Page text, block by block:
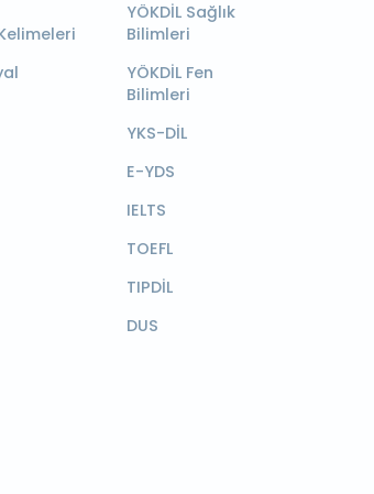
YÖKDİL Sağlık
Bilimleri
YÖKDİL Fen
Bilimleri
YKS-DİL
E-YDS
IELTS
TOEFL
TIPDİL
DUS